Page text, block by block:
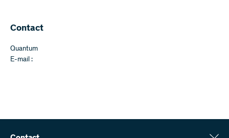
Contact
Quantum
E-mail :